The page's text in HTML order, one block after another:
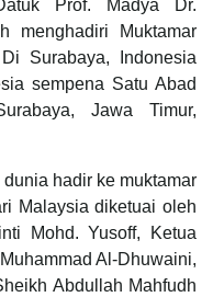
Prof. Madya Dr.
menghadiri Muktamar
Surabaya, Indonesia
sempena Satu Abad
Jawa Timur,
hadir ke muktamar
Malaysia diketuai oleh
Mohd. Yusoff, Ketua
Al-Dhuwaini,
Abdullah Mahfudh